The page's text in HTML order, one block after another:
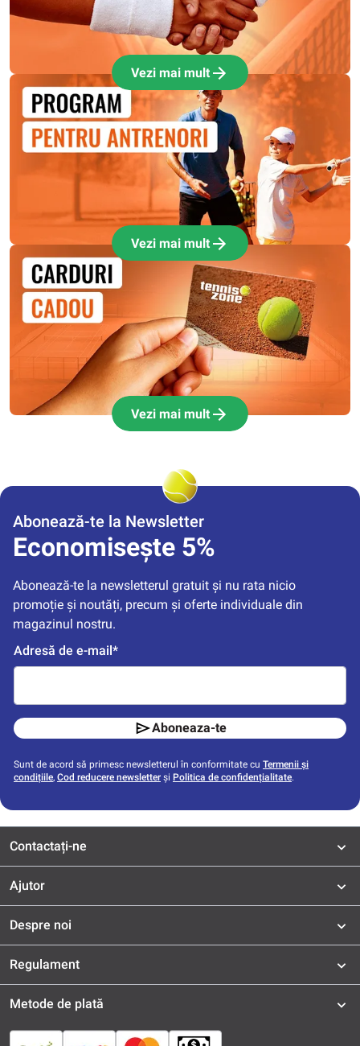
Vezi mai mult
Vezi mai mult
Vezi mai mult
Abonează-te la Newsletter
Economisește 5%
Abonează-te la newsletterul gratuit și nu rata nicio
promoție și noutăți, precum și oferte individuale din
magazinul nostru.
Adresă de e-mail*
Aboneaza-te
Sunt de acord să primesc newsletterul în conformitate cu Termenii și
condițiile, Cod reducere newsletter și Politica de confidențialitate.
Contactați-ne
Ajutor
Despre noi
Regulament
Metode de plată